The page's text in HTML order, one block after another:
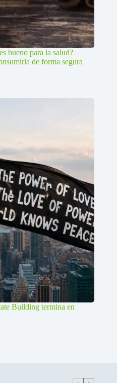
bueno para la salud?
de forma segura
Building termina en